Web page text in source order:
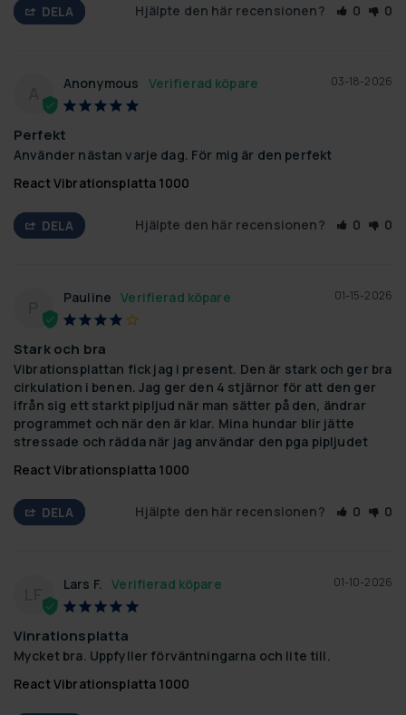
DELA Hjälpte den här recensionen? 0 0
03-18-2026
Anonymous
Perfekt
Använder nästan varje dag. För mig är den perfekt
React Vibrationsplatta 1000
DELA Hjälpte den här recensionen? 0 0
01-15-2026
Pauline
Stark och bra
Vibrationsplattan fick jag i present. Den är stark och ger bra
cirkulation i benen. Jag ger den 4 stjärnor för att den ger
ifrån sig ett starkt pipljud när man sätter på den, ändrar
programmet och när den är klar. Mina hundar blir jätte
stressade och rädda när jag användar den pga pipljudet
React Vibrationsplatta 1000
DELA Hjälpte den här recensionen? 0 0
01-10-2026
Lars F.
Vinrationsplatta
Mycket bra. Uppfyller förväntningarna och lite till.
React Vibrationsplatta 1000